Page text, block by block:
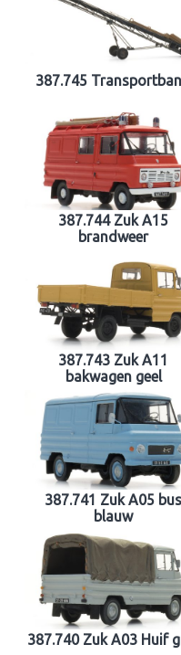
387.745
387.744 Zuk A15
brandweer
387.743 Zuk A11
bakwagen geel
387.741 Zuk A05 bus
blauw
387.740 Zuk A03 Huif